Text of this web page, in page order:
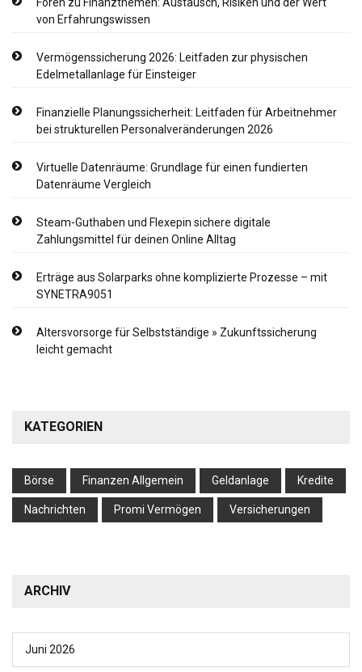
von Erfahrungswissen
Vermögenssicherung 2026: Leitfaden zur physischen
Edelmetallanlage für Einsteiger
Finanzielle Planungssicherheit: Leitfaden für Arbeitnehmer
bei strukturellen Personalveränderungen 2026
Virtuelle Datenräume: Grundlage für einen fundierten
Datenräume Vergleich
Steam-Guthaben und Flexepin sichere digitale
Zahlungsmittel für deinen Online Alltag
Erträge aus Solarparks ohne komplizierte Prozesse – mit
SYNETRA9051
Altersvorsorge für Selbstständige » Zukunftssicherung
leicht gemacht
KATEGORIEN
Börse Finanzen Allgemein Geldanlage Kredite
Nachrichten Promi Vermögen Versicherungen
ARCHIV
Juni 2026